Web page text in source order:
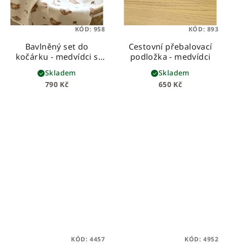
Bavlněný set do
kočárku - medvídci s
béžovou vaflí
790 Kč
Skladem
KÓD: 958
Cestovní přebalovací
podložka - medvídci
650 Kč
Skladem
KÓD: 893
KÓD: 4457 KÓD: 4952